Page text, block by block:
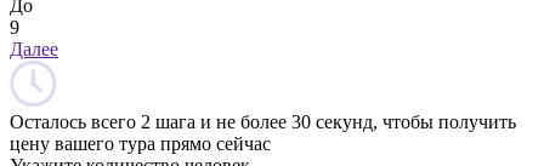
До
9
Далее
Осталось всего 2 шага и не более 30 секунд, чтобы получить
цену вашего тура прямо сейчас